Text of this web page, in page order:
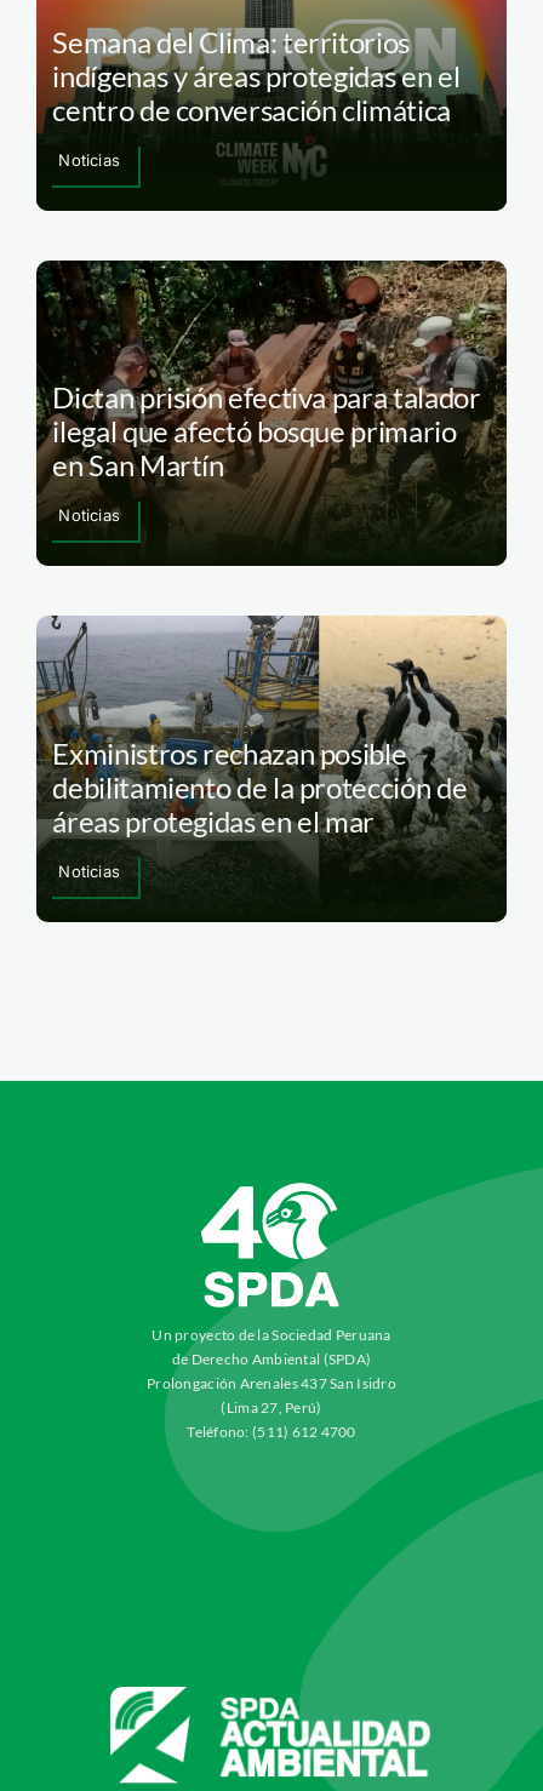
Semana del Clima: territorios
indígenas y áreas protegidas en el
centro de conversación climática
Noticias
Dictan prisión efectiva para talador
ilegal que afectó bosque primario
en San Martín
Noticias
Exministros rechazan posible
debilitamiento de la protección de
áreas protegidas en el mar
Noticias
Un proyecto de la Sociedad Peruana
de Derecho Ambiental (SPDA)
Prolongación Arenales 437 San Isidro
(Lima 27, Perú)
Teléfono: (511) 612 4700